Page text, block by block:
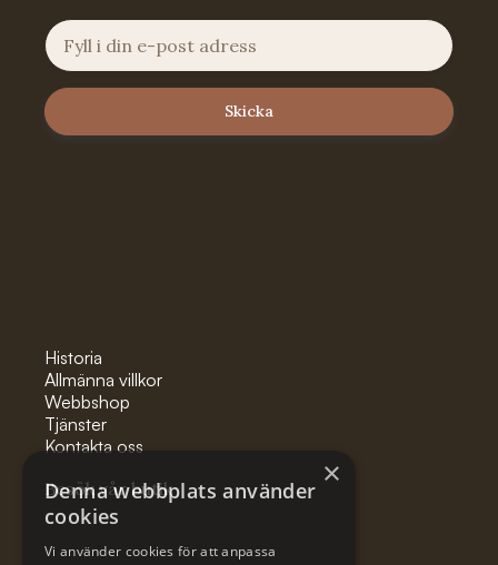
Historia
Allmänna villkor
Webbshop
Tjänster
Kontakta oss
Besök vår butik
×
Denna webbplats använder
cookies
Vi använder cookies för att anpassa